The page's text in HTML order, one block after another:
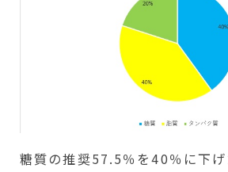
糖質の推奨57.5％を40％に下げ